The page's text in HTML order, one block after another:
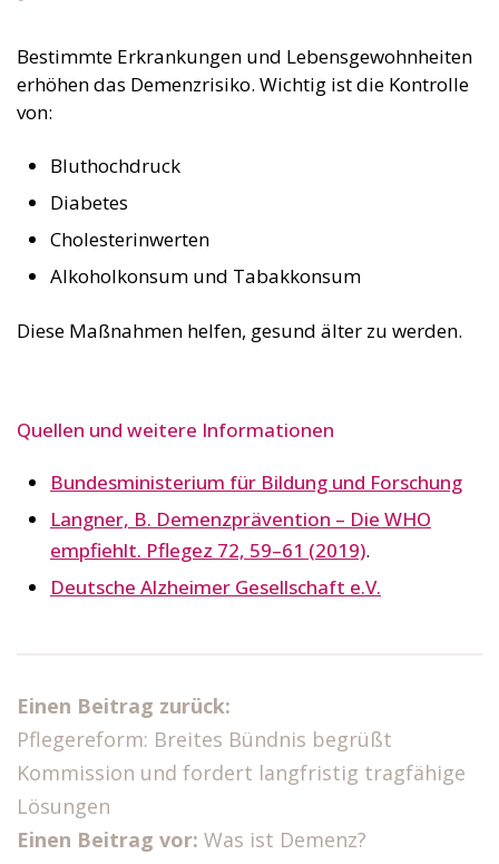
Bestimmte Erkrankungen und Lebensgewohnheiten
erhöhen das Demenzrisiko. Wichtig ist die Kontrolle
von:
Bluthochdruck
Diabetes
Cholesterinwerten
Alkoholkonsum und Tabakkonsum
Diese Maßnahmen helfen, gesund älter zu werden.
Quellen und weitere Informationen
Bundesministerium für Bildung und Forschung
Langner, B. Demenzprävention – Die WHO
empfiehlt. Pflegez 72, 59–61 (2019).
Deutsche Alzheimer Gesellschaft e.V.
Einen Beitrag zurück:
Pflegereform: Breites Bündnis begrüßt
Kommission und fordert langfristig tragfähige
Lösungen
Einen Beitrag vor: Was ist Demenz?